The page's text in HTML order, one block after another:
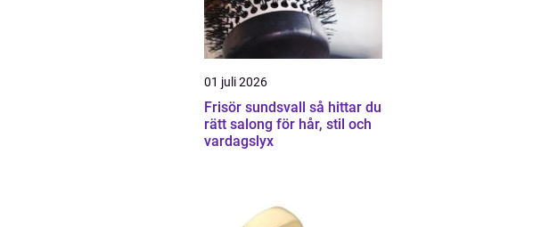
01 juli 2026
Frisör sundsvall så hittar du
rätt salong för hår, stil och
vardagslyx